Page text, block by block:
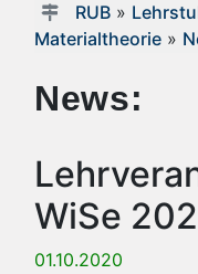
RUB»
Materialtheorie »
News:
WiSe
01.10.2020